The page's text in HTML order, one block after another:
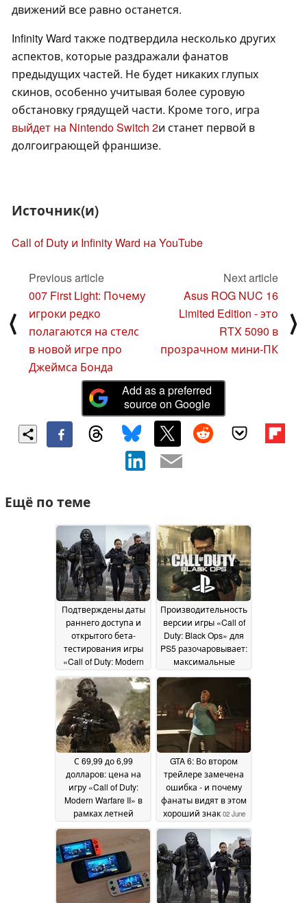
движений все равно останется.
Infinity Ward также подтвердила несколько других
аспектов, которые раздражали фанатов
предыдущих частей. Не будет никаких глупых
скинов, особенно учитывая более суровую
обстановку грядущей части. Кроме того, игра
выйдет на Nintendo Switch 2и станет первой в
долгоиграющей франшизе.
Источник(и)
Call of Duty и Infinity Ward на YouTube
⟨
Previous article
007 First Light: Почему
игроки редко
полагаются на стелс
в новой игре про
Джеймса Бонда
Next article
Asus ROG NUC 16
Limited Edition - это
RTX 5090 в
прозрачном мини-ПК
⟩
Add as a preferred
source on Google
Ещё по теме
Подтверждены даты
раннего доступа и
открытого бета-
тестирования игры
«Call of Duty: Modern
Warfare 4»21 July 2026
Производительность
версии игры «Call of
Duty: Black Ops» для
PS5 разочаровывает:
максимальные
параметры
ограничиваются
разрешением 1080p
и частотой
обновления 60 Гц11
July 2026
С 69,99 до 6,99
долларов: цена на
игру «Call of Duty:
Modern Warfare II» в
рамках летней
распродажи Steam
опустилась до
рекордно низкого
уровня02 July 2026
GTA 6: Во втором
трейлере замечена
ошибка - и почему
фанаты видят в этом
хороший знак 02 June
2026